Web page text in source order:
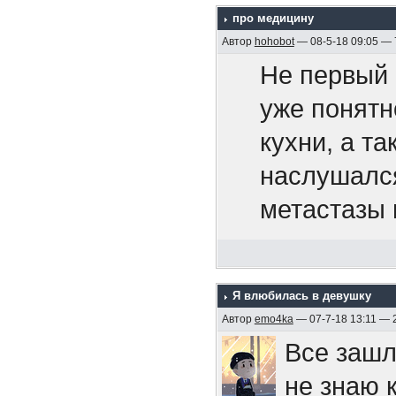
105-мм
После
четыре
был
двойную, с
правом
случаев
Припев.
И если
то не
себе мы
своей
Припев.
https://
-
и входят в
Боюсь,
поэтому
парте.
про медицину
Автор hohobot— 08-5-18 09:05 —
Не первый
уже
кухни, а
метастазы
У меня
ему
Я влюбилась в девушку
Автор emo4ka— 07-7-18 13:11 —
Все
не знаю